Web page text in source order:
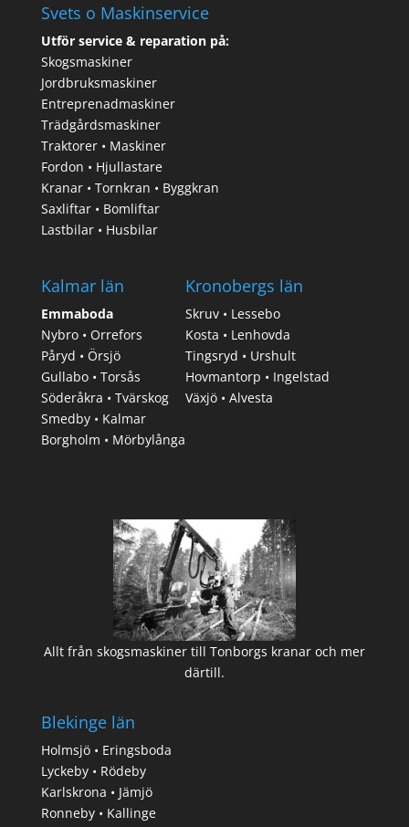
Svets o Maskinservice
Utför service & reparation på:
Skogsmaskiner
Jordbruksmaskiner
Entreprenadmaskiner
Trädgårdsmaskiner
Traktorer • Maskiner
Fordon • Hjullastare
Kranar • Tornkran • Byggkran
Saxliftar • Bomliftar
Lastbilar • Husbilar
Kalmar län
Emmaboda
Nybro • Orrefors
Påryd • Örsjö
Gullabo • Torsås
Söderåkra • Tvärskog
Smedby • Kalmar
Borgholm • Mörbylånga
Kronobergs län
Skruv • Lessebo
Kosta • Lenhovda
Tingsryd • Urshult
Hovmantorp • Ingelstad
Växjö • Alvesta
Allt från skogsmaskiner till Tonborgs kranar och mer
därtill.
Blekinge län
Holmsjö • Eringsboda
Lyckeby • Rödeby
Karlskrona • Jämjö
Ronneby • Kallinge